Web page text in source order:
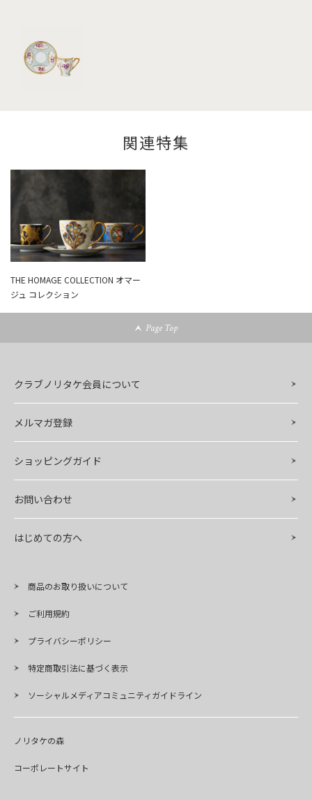
関連特集
THE HOMAGE COLLECTION オマー
ジュ コレクション
Page Top
クラブノリタケ会員について
メルマガ登録
ショッピングガイド
お問い合わせ
はじめての方へ
商品のお取り扱いについて
ご利用規約
プライバシーポリシー
特定商取引法に基づく表示
ソーシャルメディアコミュニティガイドライン
ノリタケの森
コーポレートサイト